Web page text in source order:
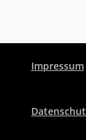
Impressum